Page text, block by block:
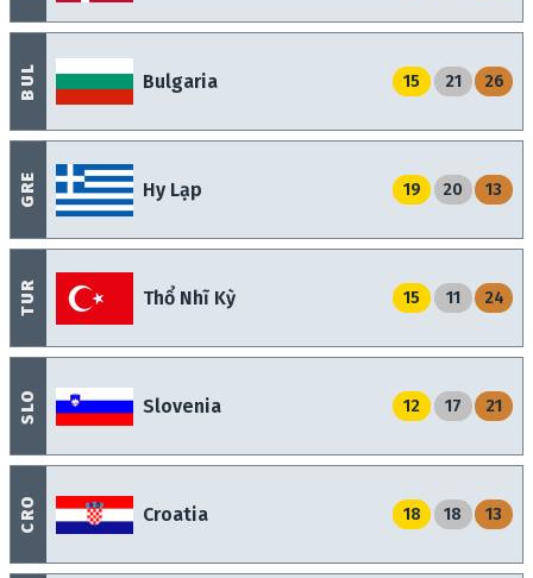
BUL Bulgaria 15 21 26
CRO Croatia 18 18 13
GRE Hy Lạp 19 20 13
SLO Slovenia 12 17 21
TUR Thổ Nhĩ Kỳ 15 11 24